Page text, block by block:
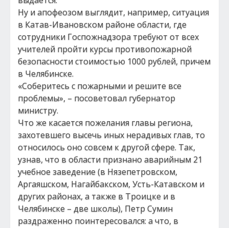
Ну и апофеозом выглядит, например, ситуация
в Катав-Ивановском районе области, где
сотрудники Госпожнадзора требуют от всех
учителей пройти курсы противопожарной
безопасности стоимостью 1000 рублей, причем
в Челябинске.
«Соберитесь с пожарными и решите все
проблемы», – посоветовал губернатор
министру.
Что же касается пожелания главы региона,
захотевшего высечь иных нерадивых глав, то
относилось оно совсем к другой сфере. Так,
узнав, что в области признано аварийным 21
учебное заведение (в Нязепетровском,
Аргаяшском, Нагайбакском, Усть-Катавском и
других районах, а также в Троицке и в
Челябинске – две школы), Петр Сумин
раздраженно поинтересовался: а что, в